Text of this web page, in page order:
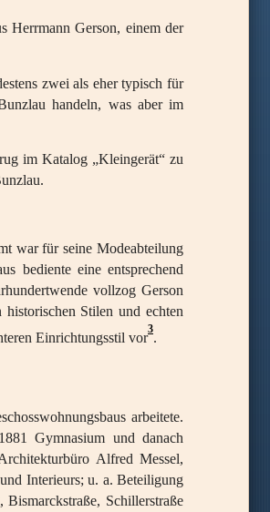
Herrmann Gerson, einem der
zwei als eher typisch für
handeln, was aber im
im Katalog „Kleingerät“ zu
war für seine Modeabteilung
bediente eine entsprechend
vollzog Gerson
Stilen und echten
Einrichtungsstil vor
3
.
arbeitete.
Gymnasium und danach
Alfred Messel,
Interieurs; u. a. Beteiligung
Schillerstraße